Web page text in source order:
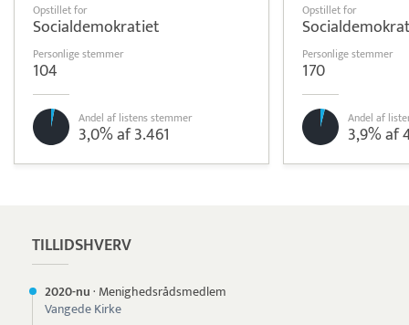
Opstillet for
Socialdemokratiet
Personlige stemmer
104
Andel af listens stemmer
3,0% af 3.461
Opstillet for
Personlige stemmer
170
Andel af
3,9% af
TILLIDSHVERV
2020-nu· Menighedsrådsmedlem
Vangede Kirke